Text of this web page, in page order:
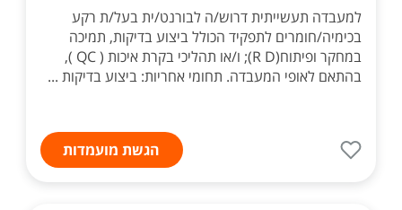
למעבדה תעשייתית דרוש/ה לבורנט/ית בעל/ת רקע
בכימיה/חומרים לתפקיד הכולל ביצוע בדיקות, תמיכה
במחקר ופיתוח(R D); ו/או תהליכי בקרת איכות ( QC ),
בהתאם לאופי המעבדה. תחומי אחריות: ביצוע בדיקות ...
הגשת מועמדות